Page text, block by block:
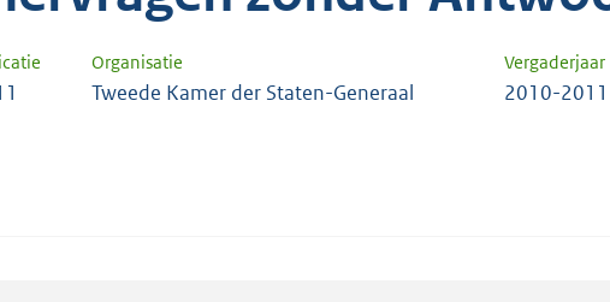
Organisatie Vergaderjaar
Tweede Kamer der Staten-Generaal 2010-2011